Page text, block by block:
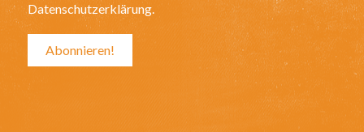
Datenschutzerklärung.